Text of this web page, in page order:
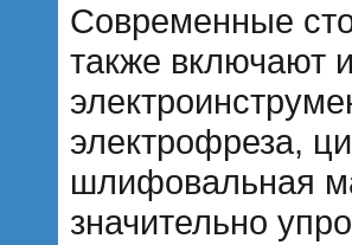
Современные
также включают
электрофреза,
шлифовальная
значительно